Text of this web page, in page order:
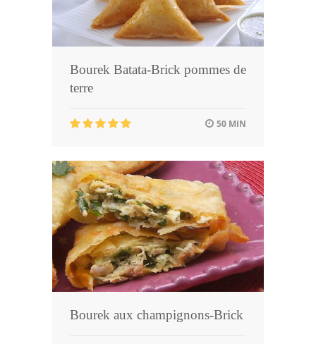
Bourek Batata-Brick pommes de
terre
50 MIN
Bourek aux champignons-Brick